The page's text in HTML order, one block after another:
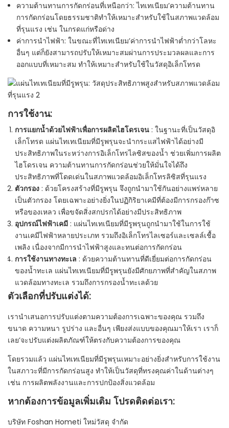
ความต้านทานการกัดกร่อนที่เหนือกว่า: ไทเทเนียม’ความต้านทาน
การกัดกร่อนโดยธรรมชาติทำให้เหมาะสำหรับใช้ในสภาพแวดล้อม
ที่รุนแรง เช่น ในกรดแก่หรือด่าง
ค่าการนำไฟฟ้า: ในขณะที่ไทเทเนียม’ค่าการนำไฟฟ้าต่ำกว่าโลหะ
อื่นๆ แต่ก็ยังสามารถปรับให้เหมาะสมผ่านการประมวลผลและการ
ออกแบบที่เหมาะสม ทำให้เหมาะสำหรับใช้ในวัสดุอิเล็กโทรด
การใช้งาน:
การแยกน้ำด้วยไฟฟ้าเพื่อการผลิตไฮโดรเจน : ในฐานะที่เป็นวัสดุอิ
เล็กโทรด แผ่นไทเทเนียมที่มีรูพรุนจะนำกระแสไฟฟ้าได้อย่างมี
ประสิทธิภาพในระหว่างการอิเล็กโทรไลซิสของน้ำ ช่วยเพิ่มการผลิต
ไฮโดรเจน ความต้านทานการกัดกร่อนช่วยให้มั่นใจได้ถึง
ประสิทธิภาพที่โดดเด่นในสภาพแวดล้อมอิเล็กโทรลิซิสที่รุนแรง
ตัวกรอง : ด้วยโครงสร้างที่มีรูพรุน จึงถูกนำมาใช้กันอย่างแพร่หลาย
เป็นตัวกรอง โดยเฉพาะอย่างยิ่งในปฏิกิริยาเคมีที่ต้องมีการกรองก๊าซ
หรือของเหลว เพื่อขจัดสิ่งสกปรกได้อย่างมีประสิทธิภาพ
อุปกรณ์ไฟฟ้าเคมี : แผ่นไทเทเนียมที่มีรูพรุนถูกนำมาใช้ในการใช้
งานเคมีไฟฟ้าหลายประเภท รวมถึงอิเล็กโทรไลเซอร์และเซลล์เชื้อ
เพลิง เนื่องจากมีการนำไฟฟ้าสูงและทนต่อการกัดกร่อน
การใช้งานทางทะเล : ด้วยความต้านทานที่ดีเยี่ยมต่อการกัดกร่อน
ของน้ำทะเล แผ่นไทเทเนียมที่มีรูพรุนยังมีศักยภาพที่สำคัญในสภาพ
แวดล้อมทางทะเล รวมถึงการกรองน้ำทะเลด้วย
ตัวเลือกที่ปรับแต่งได้:
เรานำเสนอการปรับแต่งตามความต้องการเฉพาะของคุณ รวมถึง
ขนาด ความหนา รูปร่าง และอื่นๆ เพียงส่งแบบของคุณมาให้เรา เราก็
เลย’จะปรับแต่งผลิตภัณฑ์ให้ตรงกับความต้องการของคุณ
โดยรวมแล้ว แผ่นไทเทเนียมที่มีรูพรุนเหมาะอย่างยิ่งสำหรับการใช้งาน
ในสภาวะที่มีการกัดกร่อนสูง ทำให้เป็นวัสดุที่ทรงคุณค่าในด้านต่างๆ
เช่น การผลิตพลังงานและการปกป้องสิ่งแวดล้อม
หากต้องการข้อมูลเพิ่มเติม โปรดติดต่อเรา:
บริษัท Foshan Hometi ใหม่วัสดุ จำกัด